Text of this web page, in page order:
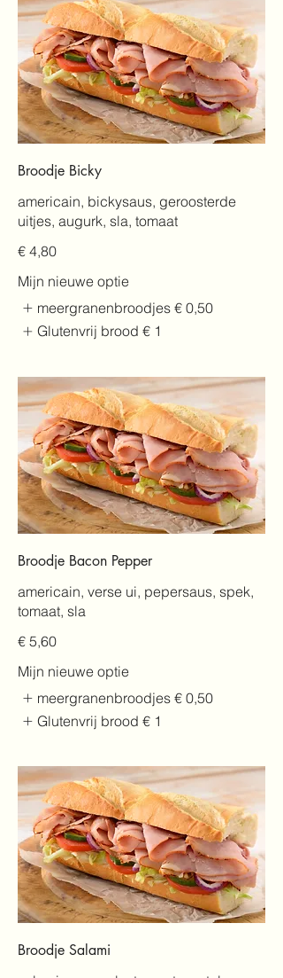
Broodje Bicky
americain, bickysaus, geroosterde
uitjes, augurk, sla, tomaat
€ 4,80
Mijn nieuwe optie
meergranenbroodjes € 0,50
Glutenvrij brood € 1
Broodje Bacon Pepper
americain, verse ui, pepersaus, spek,
tomaat, sla
€ 5,60
Mijn nieuwe optie
meergranenbroodjes € 0,50
Glutenvrij brood € 1
Broodje Salami